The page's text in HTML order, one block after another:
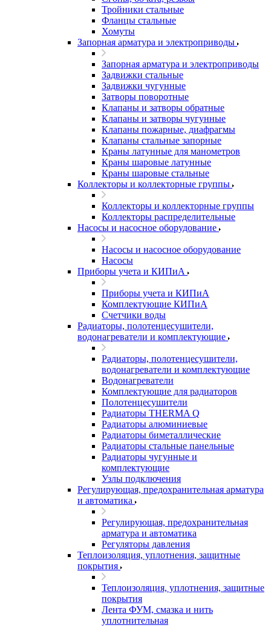
Тройники стальные
Фланцы стальные
Хомуты
Запорная арматура и электроприводы
Запорная арматура и электроприводы
Задвижки стальные
Задвижки чугунные
Затворы поворотные
Клапаны и затворы обратные
Клапаны и затворы чугунные
Клапаны пожарные, диафрагмы
Клапаны стальные запорные
Краны латунные для манометров
Краны шаровые латунные
Краны шаровые стальные
Коллекторы и коллекторные группы
Коллекторы и коллекторные группы
Коллекторы распределительные
Насосы и насосное оборудование
Насосы и насосное оборудование
Насосы
Приборы учета и КИПиА
Приборы учета и КИПиА
Комплектующие КИПиА
Счетчики воды
Радиаторы, полотенцесушители,
водонагреватели и комплектующие
Радиаторы, полотенцесушители,
водонагреватели и комплектующие
Водонагреватели
Комплектующие для радиаторов
Полотенцесушители
Радиаторы THERMA Q
Радиаторы алюминиевые
Радиаторы биметаллические
Радиаторы стальные панельные
Радиаторы чугунные и
комплектующие
Узлы подключения
Регулирующая, предохранительная арматура
и автоматика
Регулирующая, предохранительная
арматура и автоматика
Регуляторы давления
Теплоизоляция, уплотнения, защитные
покрытия
Теплоизоляция, уплотнения, защитные
покрытия
Лента ФУМ, смазка и нить
уплотнительная